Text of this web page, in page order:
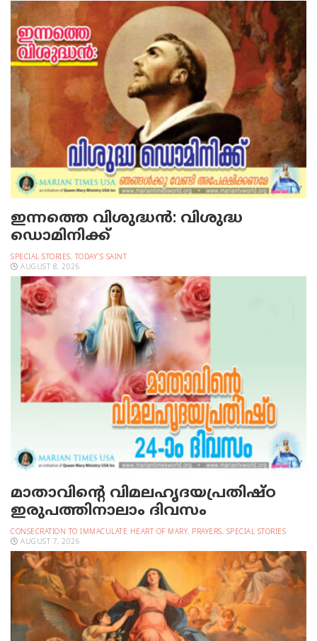
ഇന്നത്തെ വിശുദ്ധന്‍: വിശുദ്ധ
ഡൊമിനിക്ക്
SPECIAL STORIES, TODAY'S SAINT
AUGUST 8, 2026
മാതാവിന്റെ വിമലഹൃദയപ്രതിഷ്ഠ
ഇരുപത്തിനാലാം ദിവസം
CONSECRATION TO IMMACULATE HEART OF MARY, PRAYERS, SPECIAL STORIES
AUGUST 7, 2026